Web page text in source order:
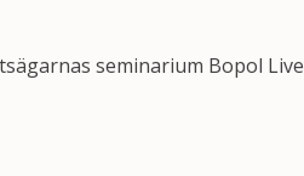
seminarium Bopol Live